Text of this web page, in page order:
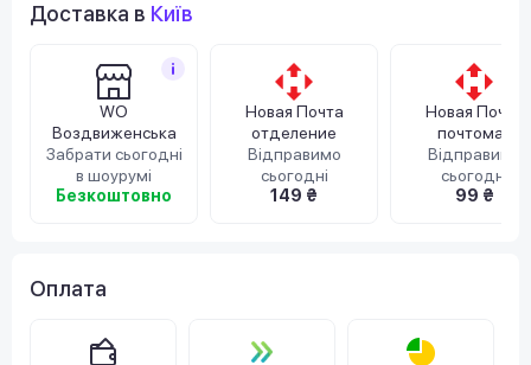
Доставка в Київ
WO
Воздвиженська
Забрати сьогодні
в шоурумі
Безкоштовно
Новая Почта
отделение
Відправимо
сьогодні
149 ₴
Новая Почта
почтомат
Відправимо
сьогодні
99 ₴
Оплата